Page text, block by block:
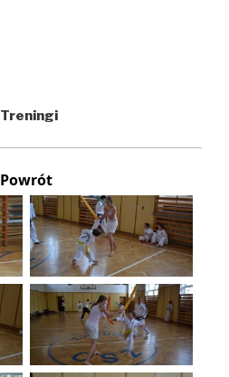
Treningi
Powrót